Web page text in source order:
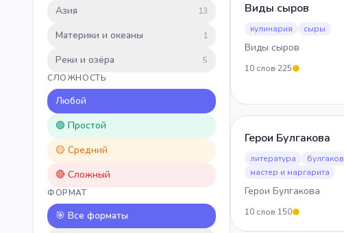
🎬Кино и сериалы
🎮Игры
⚽Спорт
🎵 Музыка
✏️
Пользовательские
💡
Общие знания
Азия 13
Материки и океаны 1
Реки и озёра
5
СЛОЖНОСТЬ
Любой
🟢 Простой
🟡 Средний
🔴 Сложный
ФОРМАТ
🎯 Все форматы
Виды сыров
кулинария
сыры
Виды сыров
10 слов·225
Герои Булгакова
литература
булгаков
мастер и маргарита
Герои Булгакова
10 слов·150